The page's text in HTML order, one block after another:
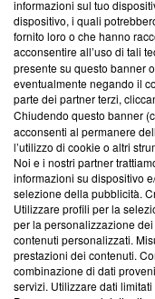
ancora membro del
parte; Trust Project
conformità agli
Su di noi
Team editoriale
Corporate
Redazione
Informativa Privacy
Cookie Policy
Blasting SA, IDI CHE-
Lugano (Svizzera)
informazioni sul tuo
dispositivo, i quali
fornito loro o che hanno
acconsentire all’uso di tali
presente su questo banner
eventualmente negando il
parte dei partner terzi,
Chiudendo questo banner
acconsenti al permanere
l’utilizzo di cookie o altri
Noi e i nostri partner
informazioni su dispositivo
selezione della pubblicità.
Utilizzare profili per la
per la personalizzazione
contenuti personalizzati.
prestazioni dei contenuti.
combinazione di dati
servizi. Utilizzare dati